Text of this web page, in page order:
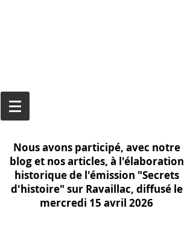
Nous avons participé, avec notre
blog et nos articles, à l'élaboration
historique de l'émission "Secrets
d'histoire" sur Ravaillac, diffusé le
mercredi 15 avril 2026